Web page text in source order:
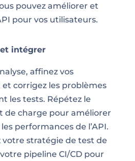
pouvez améliorer et
pour vos utilisateurs.
intégrer
affinez vos
corrigez les problèmes
les tests. Répétez le
de charge pour améliorer
performances de l’API.
votre stratégie de test de
pipeline CI/CD pour